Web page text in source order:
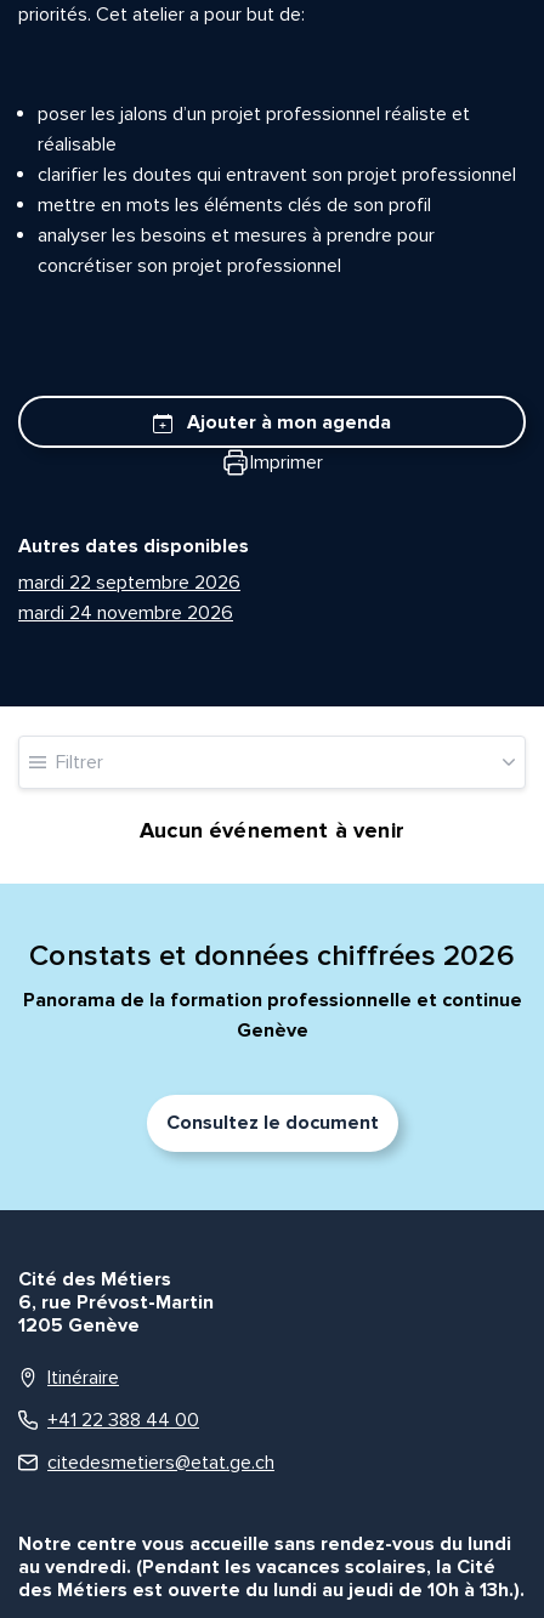
priorités. Cet atelier a pour but de:
poser les jalons d’un projet professionnel réaliste et
réalisable
clarifier les doutes qui entravent son projet professionnel
mettre en mots les éléments clés de son profil
analyser les besoins et mesures à prendre pour
concrétiser son projet professionnel
Ajouter à mon agenda
Imprimer
Autres dates disponibles
mardi 22 septembre 2026
mardi 24 novembre 2026
Filtrer
Aucun événement à venir
Constats et données chiffrées 2026
Panorama de la formation professionnelle et continue
Genève
Consultez le document
Cité des Métiers
6, rue Prévost-Martin
1205 Genève
Itinéraire
+41 22 388 44 00
citedesmetiers@etat.ge.ch
Notre centre vous accueille sans rendez-vous du lundi
au vendredi. (Pendant les vacances scolaires, la Cité
des Métiers est ouverte du lundi au jeudi de 10h à 13h.).
Message*
Quelle est la pertinence de cette page?
Commentaire*